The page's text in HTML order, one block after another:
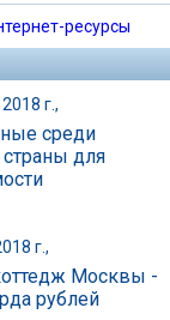
ресурсы
г.,
среди
для
г.,
Москвы -
рублей